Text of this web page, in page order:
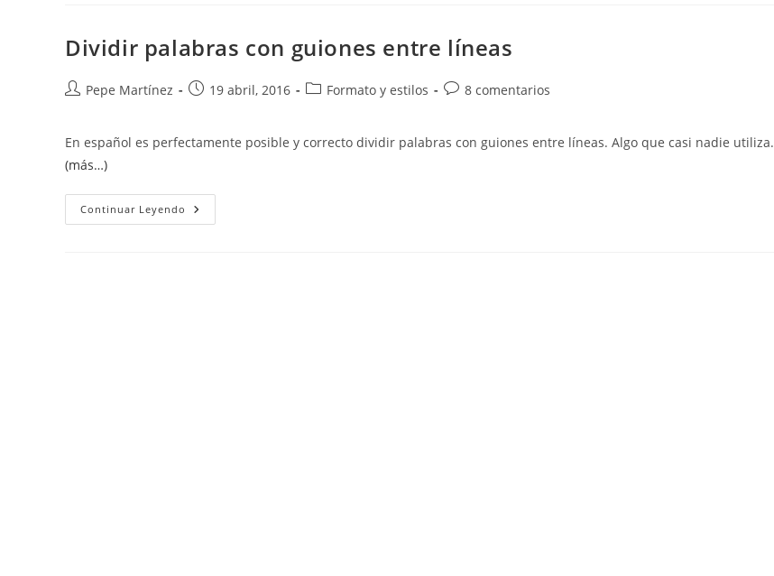
Dividir palabras con guiones entre líneas
Autor
entrada:
Pepe Martínez
Publicación
entrada:
19 abril, 2016
Categoría
entrada:
Formato y estilos
Comentarios
entrada:
8 comentarios
En español es perfectamente posible y correcto dividir palabras con guiones entre líneas. Algo que casi nadie utiliza.
(más…)
Continuar Leyendo Dividir
Palabras